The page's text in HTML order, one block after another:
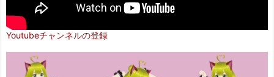
Youtubeチャンネルの登録